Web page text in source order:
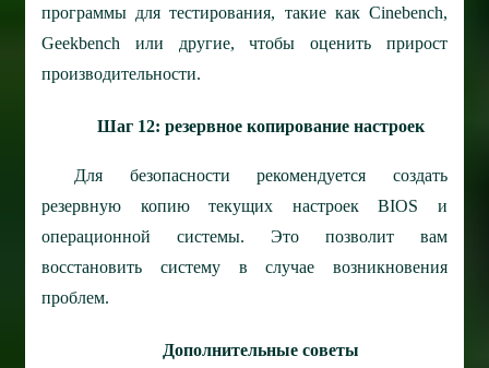
программы для тестирования, такие как Cinebench,
Geekbench или другие, чтобы оценить прирост
производительности.
Шаг 12: резервное копирование настроек
Для безопасности рекомендуется создать
резервную копию текущих настроек BIOS и
операционной системы. Это позволит вам
восстановить систему в случае возникновения
проблем.
Дополнительные советы